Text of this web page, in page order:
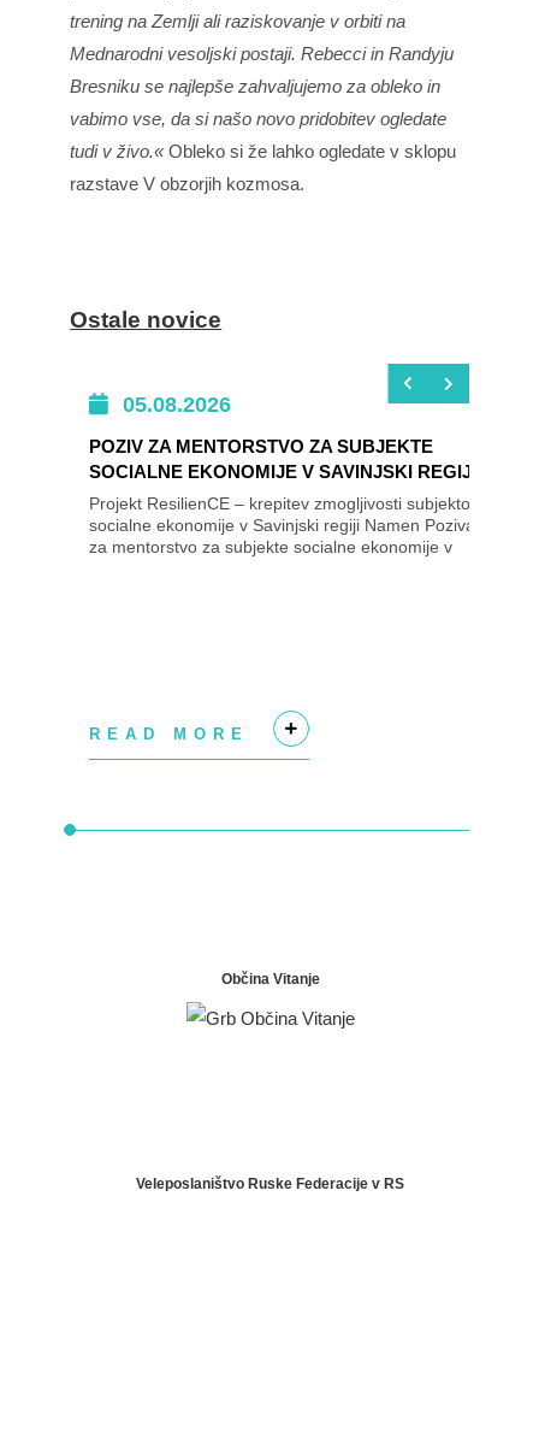
trening na Zemlji ali raziskovanje v orbiti na
Mednarodni vesoljski postaji. Rebecci in Randyju
Bresniku se najlepše zahvaljujemo za obleko in
vabimo vse, da si našo novo pridobitev ogledate
tudi v živo.«Obleko si že lahko ogledate v sklopu
razstave V obzorjih kozmosa.
Ostale novice
05.08.2026
POZIV ZA MENTORSTVO ZA SUBJEKTE
SOCIALNE EKONOMIJE V SAVINJSKI REGIJI
Projekt ResilienCE – krepitev zmogljivosti subjektov
socialne ekonomije v Savinjski regiji Namen Poziva
za mentorstvo za subjekte socialne ekonomije v
READ MORE
+
Občina Vitanje
Veleposlaništvo Ruske Federacije v RS